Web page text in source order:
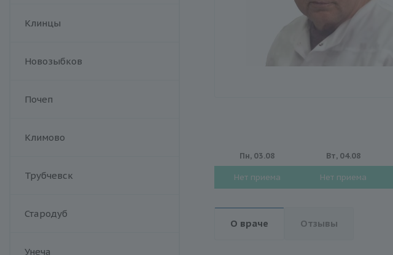
Клинцы
Новозыбков
Почеп
Климово
Трубчевск
Стародуб
Унеча
Пн, 03.08
Нет приема
Вт, 04.08
Нет приема
О враче Отзывы